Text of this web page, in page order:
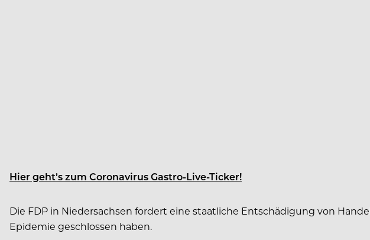
Hier geht’s zum Coronavirus Gastro-Live-Ticker!
Die FDP in Niedersachsen fordert eine staatliche Entschädigung von
Epidemie geschlossen haben.